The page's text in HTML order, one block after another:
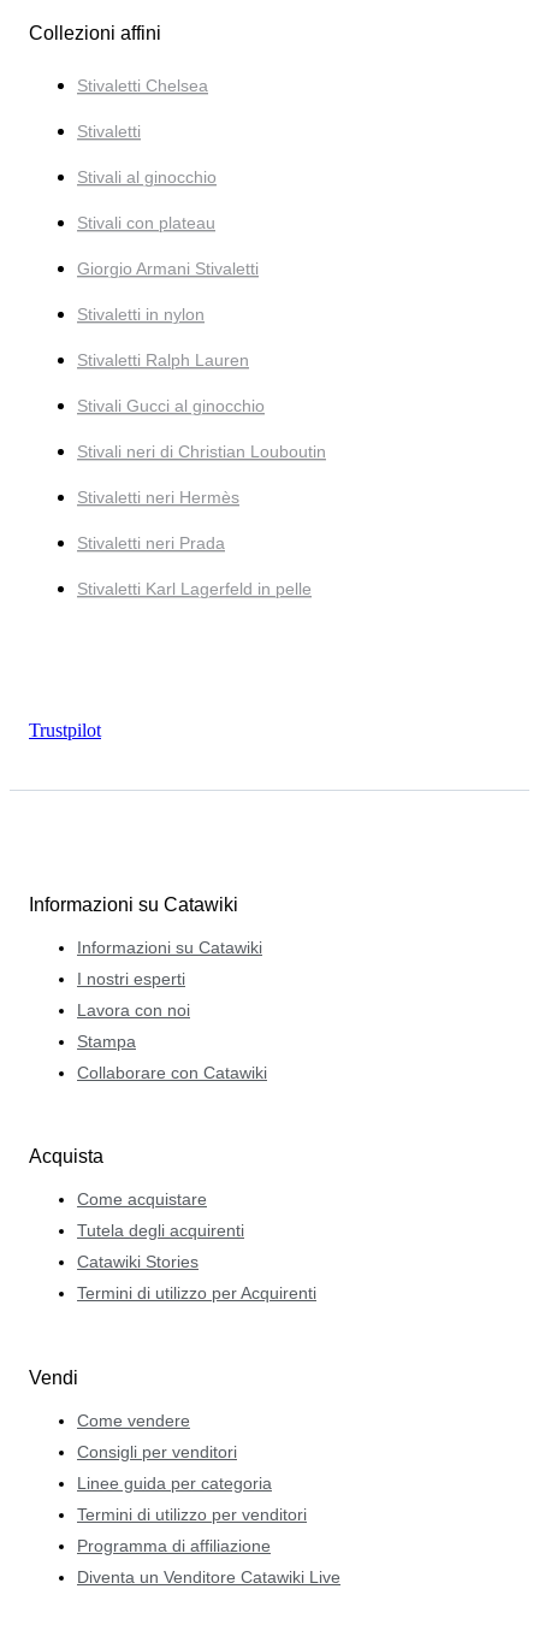
Collezioni affini
Stivaletti Chelsea
Stivaletti
Stivali al ginocchio
Stivali con plateau
Giorgio Armani Stivaletti
Stivaletti in nylon
Stivaletti Ralph Lauren
Stivali Gucci al ginocchio
Stivali neri di Christian Louboutin
Stivaletti neri Hermès
Stivaletti neri Prada
Stivaletti Karl Lagerfeld in pelle
Trustpilot
Informazioni su Catawiki
Informazioni su Catawiki
I nostri esperti
Lavora con noi
Stampa
Collaborare con Catawiki
Acquista
Come acquistare
Tutela degli acquirenti
Catawiki Stories
Termini di utilizzo per Acquirenti
Vendi
Come vendere
Consigli per venditori
Linee guida per categoria
Termini di utilizzo per venditori
Programma di affiliazione
Diventa un Venditore Catawiki Live